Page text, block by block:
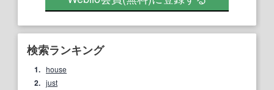
検索ランキング
1. house
2. just